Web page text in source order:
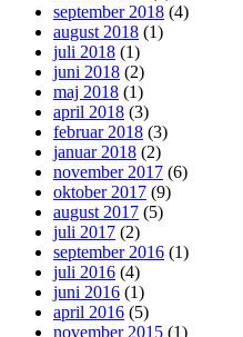
september 2018 (4)
august 2018 (1)
juli 2018 (1)
juni 2018 (2)
maj 2018 (1)
april 2018 (3)
februar 2018 (3)
januar 2018 (2)
november 2017 (6)
oktober 2017 (9)
august 2017 (5)
juli 2017 (2)
september 2016 (1)
juli 2016 (4)
juni 2016 (1)
april 2016 (5)
november 2015 (1)